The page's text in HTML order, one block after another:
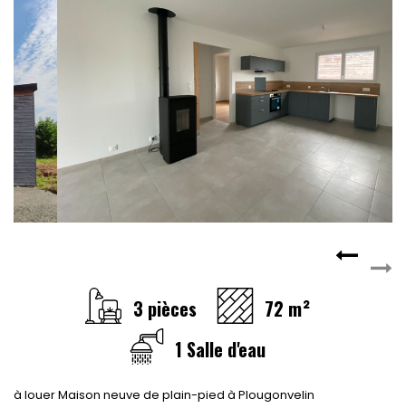
3 pièces
72 m²
1 Salle d'eau
à louer Maison neuve de plain-pied à Plougonvelin